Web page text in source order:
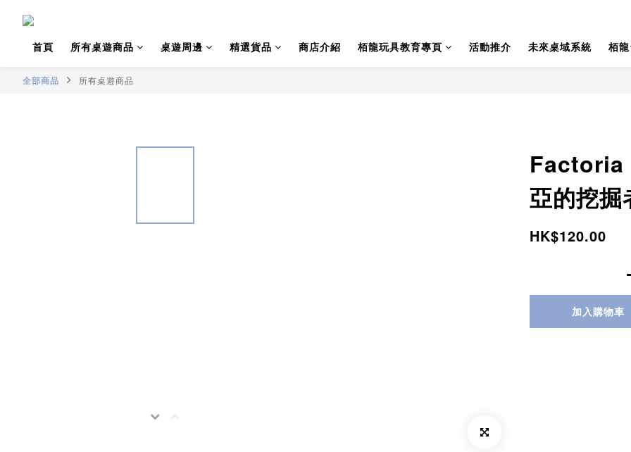
首頁 所有桌遊商品 桌遊周邊 精選貨品 商店介紹 栢龍玩具教育專頁 活動推介 未來桌域系統 栢
全部商品 所有桌遊商品
Factoria
亞的挖掘
HK$120.00
加入購物車